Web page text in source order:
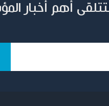
أهم أخبار